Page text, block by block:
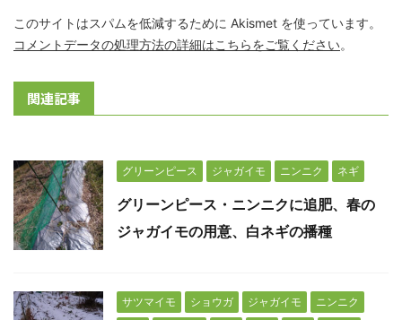
このサイトはスパムを低減するために Akismet を使っています。
コメントデータの処理方法の詳細はこちらをご覧ください。
関連記事
グリーンピース ジャガイモ ニンニク ネギ
グリーンピース・ニンニクに追肥、春の
ジャガイモの用意、白ネギの播種
サツマイモ ショウガ ジャガイモ
ニンニク